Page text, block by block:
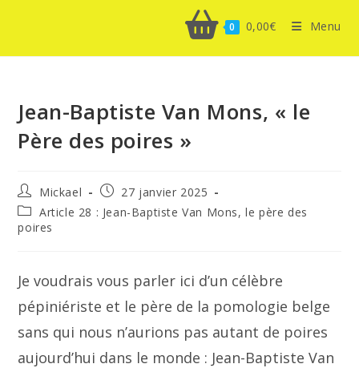
0 0,00€ Menu
Jean-Baptiste Van Mons, « le
Père des poires »
Auteur/autrice
de
la
publication :
Mickael
Publication
publiée :
27 janvier 2025
Post
category:
Article 28 : Jean-Baptiste Van Mons, le père des
poires
Je voudrais vous parler ici d’un célèbre
pépiniériste et le père de la pomologie belge
sans qui nous n’aurions pas autant de poires
aujourd’hui dans le monde : Jean-Baptiste Van